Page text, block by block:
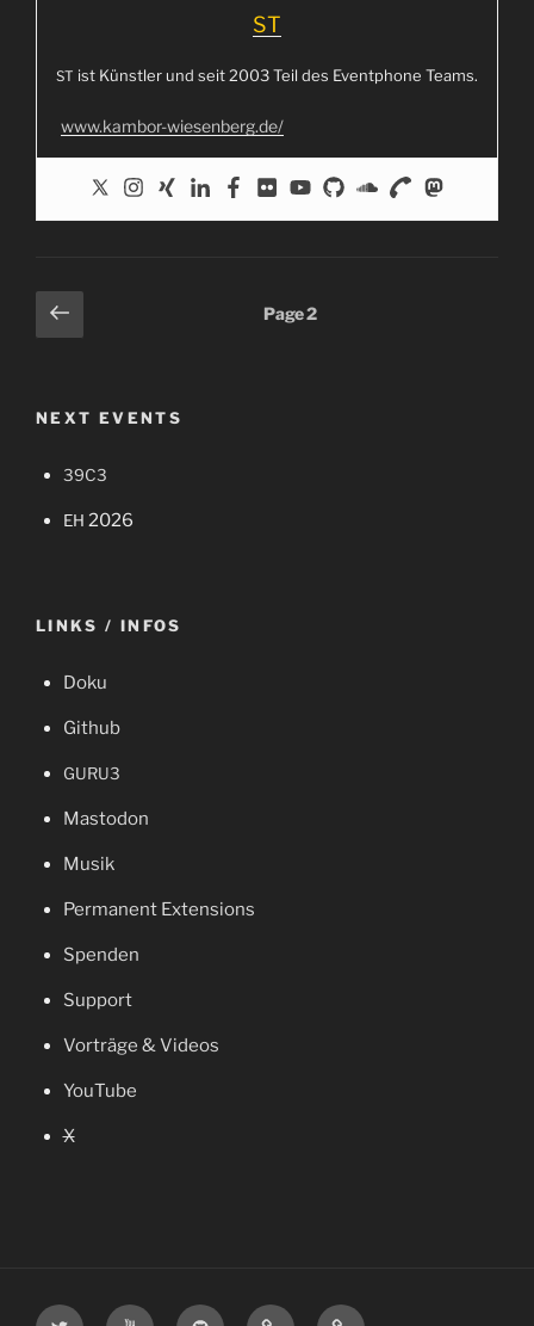
ST
ST ist Künst­ler und seit 2003 Teil des Event­phone Teams.
www.kambor-wiesenberg.de/
Posts
pagination
Previous
page
Page2
NEXT EVENTS
39C3
EH 2026
LINKS / INFOS
Doku
Git­hub
GURU3
Mast­o­don
Musik
Per­ma­nent Extensions
Spen­den
Sup­port
Vor­trä­ge & Videos
You­Tube
X
Twitter YouTubeGitHub Wiki Mastodon